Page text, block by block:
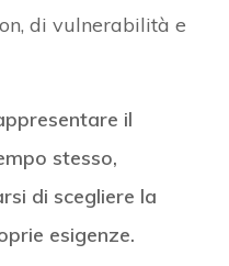
di vulnerabilità e
il
stesso,
di scegliere la
esigenze.